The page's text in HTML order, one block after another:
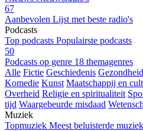
67
Aanbevolen Lijst met beste radio's
Podcasts
Top podcasts Populairste podcasts
50
Podcasts op genre 18 themagenres
Alle Fictie Geschiedenis
Komedie Kunst Maatschappij en
Overheid Religie en spiritualiteit
tijd Waargebeurde misdaad
Muziek
Topmuziek Meest beluisterde muziek